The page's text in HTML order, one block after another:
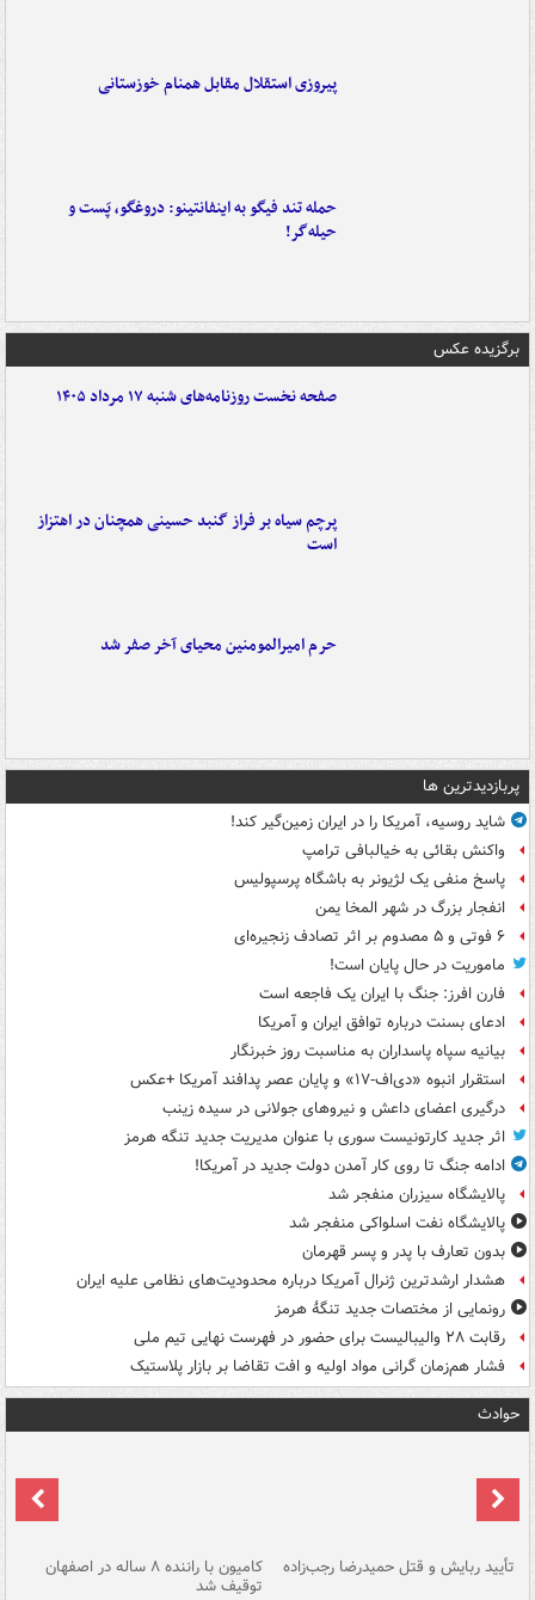
پیروزی استقلال مقابل همنام خوزستانی
حمله تند فیگو به اینفانتینو: دروغگو، پَست‌ و
حیله‌گر!
برگزیده عکس
صفحه نخست روزنامه‌های شنبه ۱۷ مرداد ۱۴۰۵
پرچم سیاه بر فراز گنبد حسینی همچنان در اهتزاز
است
حرم امیرالمومنین محیای آخر صفر شد
پربازدیدترین ها
شاید روسیه، آمریکا را در ایران زمین‌گیر کند!
واکنش بقائی به خیالبافی ترامپ
پاسخ منفی یک لژیونر به باشگاه پرسپولیس
انفجار بزرگ در شهر المخا یمن
۶ فوتی و ۵ مصدوم بر اثر تصادف زنجیره‌ای
ماموریت در حال پایان است!
فارن افرز: جنگ با ایران یک فاجعه است
ادعای بسنت درباره توافق ایران و آمریکا
بیانیه سپاه پاسداران به مناسبت روز خبرنگار
استقرار انبوه «دی‌اف‑۱۷» و پایان عصر پدافند آمریکا +عکس
درگیری اعضای داعش و نیروهای جولانی در سیده زینب
اثر جدید کارتونیست سوری با عنوان مدیریت جدید تنگه هرمز
ادامه جنگ تا روی کار آمدن دولت جدید در آمریکا!
پالایشگاه سیزران منفجر شد
پالایشگاه نفت اسلواکی منفجر شد
بدون تعارف با پدر و پسر قهرمان
هشدار ارشدترین ژنرال آمریکا درباره محدودیت‌های نظامی علیه ایران
رونمایی از مختصات جدید تنگۀ هرمز
رقابت ۲۸ والیبالیست برای حضور در فهرست نهایی تیم ملی
فشار هم‌زمان گرانی مواد اولیه و افت تقاضا بر بازار پلاستیک
حوادث
تأیید ربایش و قتل حمیدرضا رجب‌زاده کامیون با راننده ۸ ساله در اصفهان
توقیف شد